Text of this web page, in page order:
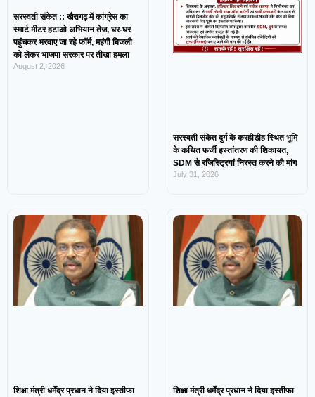
सरस्वती संकेत :: खैरागढ़ में कांग्रेस का
स्मार्ट मीटर हटाओ अभियान तेज, घर-घर
पहुंचकर भरवाए जा रहे फॉर्म, महंगी बिजली
को लेकर भाजपा सरकार पर तीखा हमला
August 2, 2026
सरस्वती संकेत दुर्ग के करहीडीह स्थित भूमि
के कथित फर्जी हस्तांतरण की शिकायत,
SDM से रजिस्ट्रियां निरस्त करने की मांग
July 31, 2026
शिक्षा मंत्री धर्मेंद्र प्रधान ने दिया इस्तीफा शिक्षा मंत्री धर्मेंद्र प्रधान ने दिया इस्तीफा